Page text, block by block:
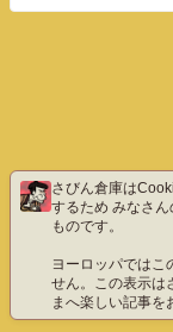
さびん倉庫は
するため みなさ
ものです。
ヨーロッパではこ
せん。この表示は
まへ楽しい記事を